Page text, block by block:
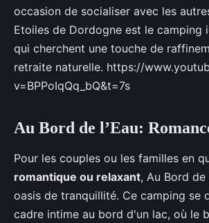
occasion de socialiser avec les
Etoiles de Dordogne est le camping
qui cherchent une touche de
retraite naturelle. https://
v=BPPoIqQq_bQ&t=7s
Au Bord de l’Eau:
Pour les couples ou les familles en
romantique ou relaxant, Au Bord
oasis de tranquillité. Ce camping se
cadre intime au bord d'un lac, où le